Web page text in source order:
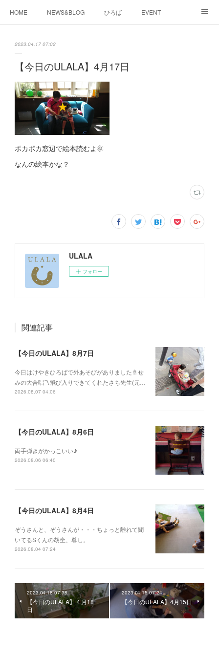
HOME NEWS&BLOG ひろば EVENT
2023.04.17 07:02
【今日のULALA】4月17日
ポカポカ窓辺で絵本読むよ🌞
なんの絵本かな？
ULALA
フォロー
関連記事
【今日のULALA】8月7日
今日はけやきひろばで外あそびがありました🚿せ
みの大合唱〽飛び入りできてくれたさち先生(元…
2026.08.07 04:06
【今日のULALA】8月6日
両手弾きがかっこいい♪
2026.08.06 06:40
【今日のULALA】8月4日
ぞうさんと、ぞうさんが・・・ちょっと離れて聞
いてるSくんの胡坐、尊し。
2026.08.04 07:24
2023.04.18 07:38
【今日のULALA】４月18
日
2023.04.15 07:24
【今日のULALA】4月15日